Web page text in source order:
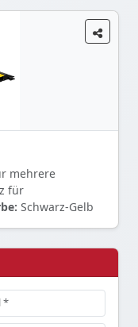
mehrere
für
Schwarz-Gelb